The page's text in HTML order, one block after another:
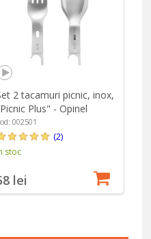
2 tacamuri picnic, inox,
Plus" - Opinel
002501
(2)
stoc
lei